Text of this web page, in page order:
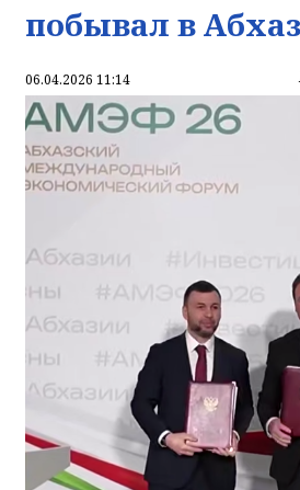
побывал в
06.04.2026 11:14